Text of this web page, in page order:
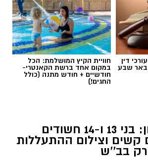
דין
שבע
חוויית הקיץ המושלמת: הכל
במקום אחד ברשת הקאנטרי-
חודשיים + חודש מתנה (כולל
החגים!)
פרסום ראשון: בני 13 ו-14 חשודים
קשים וצילום ההתעללות
בב''ש